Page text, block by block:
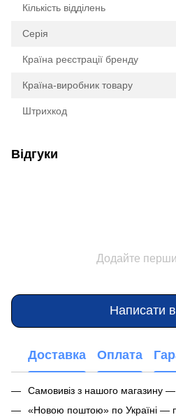
Кількість відділень
Серія
Країна реєстрації бренду
Країна-виробник товару
Штрихкод
Відгуки
Додайте
Написати
Доставка Оплата
Самовивіз з нашого магазину —
«Новою поштою» по Україні —